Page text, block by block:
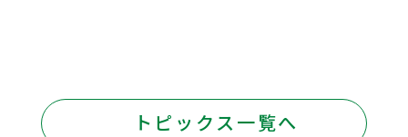
トピックス一覧へ